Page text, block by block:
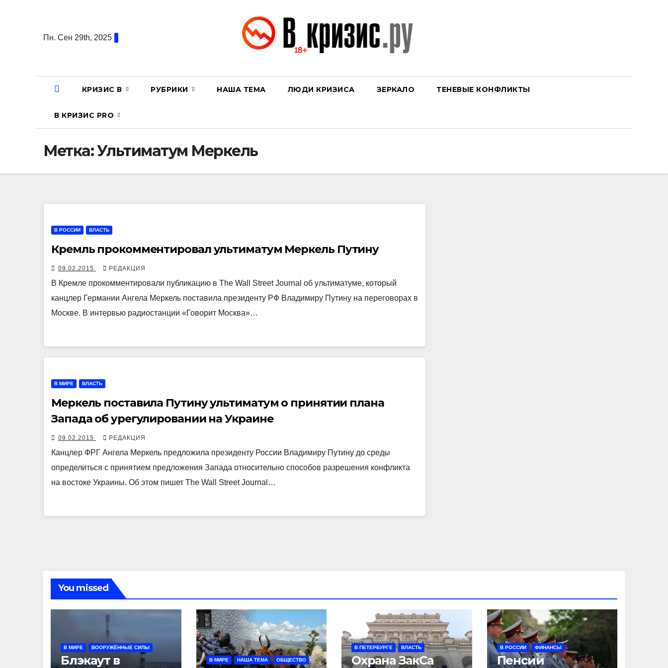
содержаниюПн. Сен 29th, 2025
КРИЗИС В РУБРИКИ НАША ТЕМА ЛЮДИ КРИЗИСА ЗЕРКАЛО ТЕНЕВЫЕ КОНФЛИКТЫ
В КРИЗИС PRO
Метка:Ультиматум Меркель
В РОССИИ ВЛАСТЬ
Кремль прокомментировал ультиматум Меркель Путину
09.02.2015 РЕДАКЦИЯ
В Кремле прокомментировали публикацию в The Wall Street Journal об ультиматуме, который
канцлер Германии Ангела Меркель поставила президенту РФ Владимиру Путину на переговорах в
Москве. В интервью радиостанции «Говорит Москва»…
В МИРЕ ВЛАСТЬ
Меркель поставила Путину ультиматум о принятии плана
Запада об урегулировании на Украине
09.02.2015 РЕДАКЦИЯ
Канцлер ФРГ Ангела Меркель предложила президенту России Владимиру Путину до среды
определиться с принятием предложения Запада относительно способов разрешения конфликта
на востоке Украины. Об этом пишет The Wall Street Journal…
You missed
В МИРЕ ВООРУЖЁННЫЕ СИЛЫ
Блэкаут в
В МИРЕ НАША ТЕМА ОБЩЕСТВО
В ПЕТЕРБУРГЕ ВЛАСТЬ
Охрана ЗакСа
В РОССИИ ФИНАНСЫ
Пенсии